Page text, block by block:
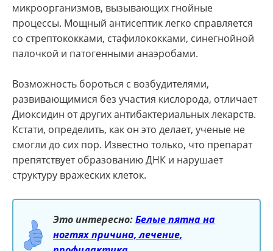
микроорганизмов, вызывающих гнойные
процессы. Мощный антисептик легко справляется
со стрептококками, стафилококками, синегнойной
палочкой и патогенными анаэробами.
Возможность бороться с возбудителями,
развивающимися без участия кислорода, отличает
Диоксидин от других антибактериальных лекарств.
Кстати, определить, как он это делает, ученые не
смогли до сих пор. Известно только, что препарат
препятствует образованию ДНК и нарушает
структуру вражеских клеток.
Это интересно:Белые пятна на
ногтях причина, лечение,